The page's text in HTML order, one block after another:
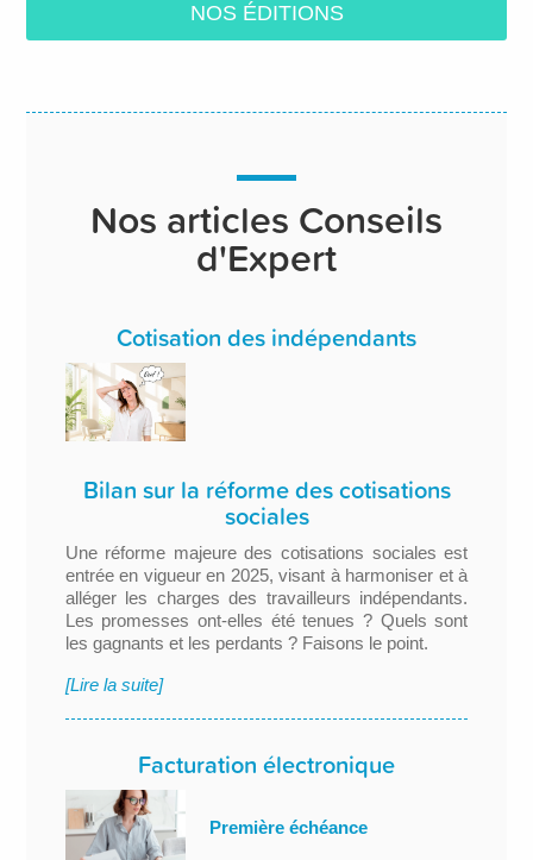
NOS ÉDITIONS
Nos articles Conseils
d'Expert
Cotisation des indépendants
Bilan sur la réforme des cotisations
sociales
Une réforme majeure des cotisations sociales est
entrée en vigueur en 2025, visant à harmoniser et à
alléger les charges des travailleurs indépendants.
Les promesses ont-elles été tenues ? Quels sont
les gagnants et les perdants ? Faisons le point.
[Lire la suite]
Facturation électronique
Première échéance